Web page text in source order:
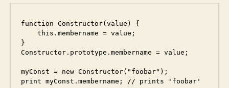
function Constructor(value) {
    this.membername = value;
}
Constructor.prototype.membername = value;
myConst = new Constructor("foobar");
print myConst.membername; // prints 'foobar'